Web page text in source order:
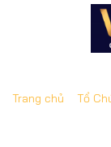
Trang chủ Tổ